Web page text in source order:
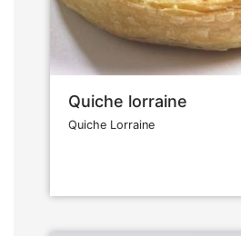
Quiche lorraine
Quiche Lorraine